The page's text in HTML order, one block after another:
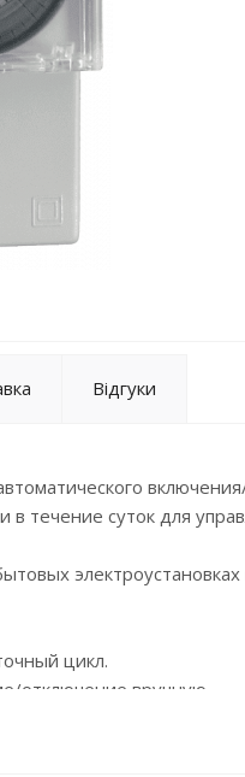
Відгуки
течение суток для
электроустановках
цикл.
отключение вручную.